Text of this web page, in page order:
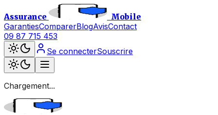
Assurance
Mobile
GarantiesComparerBlogAvisContact
09 87 715 453
Se connecterSouscrire
Chargement...